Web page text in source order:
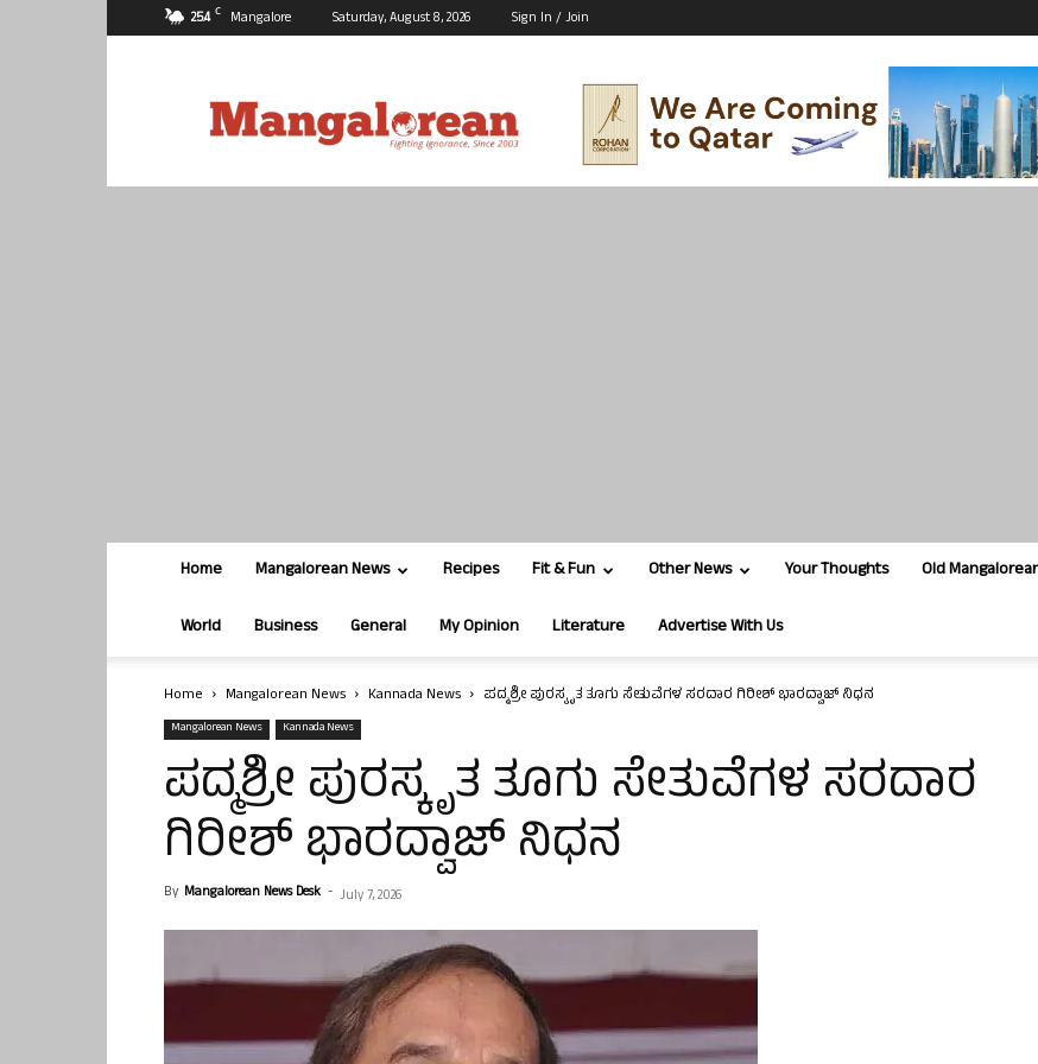
25.4 C Mangalore Saturday, August 8, 2026 Sign In / Join
Home Mangalorean News Recipes Fit & Fun Other News Your Thoughts Old
World Business General My Opinion Literature Advertise With Us
Home Mangalorean News Kannada News ಪದ್ಮಶ್ರೀ ಪುರಸ್ಕೃತ ತೂಗು ಸೇತುವೆಗಳ ಸರದಾರ ಗಿರೀಶ್ ಭಾರದ್ವಾಜ್ ನಿಧನ
Mangalorean News Kannada News
ಪದ್ಮಶ್ರೀ ಪುರಸ್ಕೃತ ತೂಗು ಸೇತುವೆಗಳ ಸರದಾರ
ಗಿರೀಶ್ ಭಾರದ್ವಾಜ್ ನಿಧನ
By Mangalorean News Desk - July 7, 2026